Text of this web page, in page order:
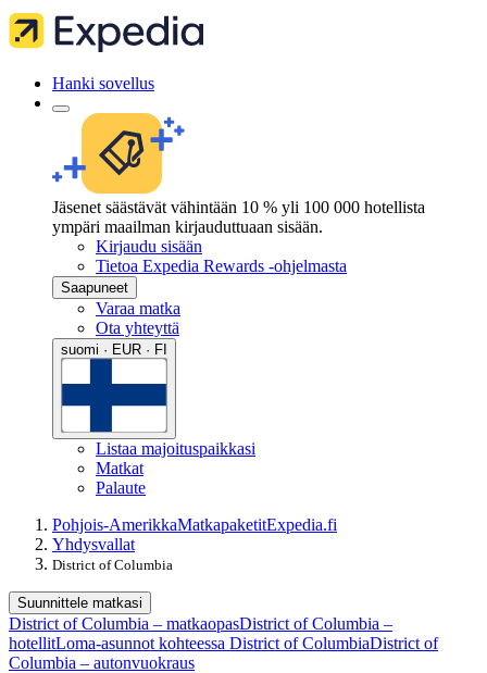
Hanki sovellus
Jäsenet säästävät vähintään 10 % yli 100 000 hotellista
ympäri maailman kirjauduttuaan sisään.
Kirjaudu sisään
Tietoa Expedia Rewards -ohjelmasta
Saapuneet
Varaa matka
Ota yhteyttä
suomi · EUR · FI
Listaa majoituspaikkasi
Matkat
Palaute
Pohjois-AmerikkaMatkapaketitExpedia.fi
Yhdysvallat
District of Columbia
Suunnittele matkasi
District of Columbia – matkaopasDistrict of Columbia –
hotellitLoma-asunnot kohteessa District of ColumbiaDistrict of
Columbia – autonvuokraus